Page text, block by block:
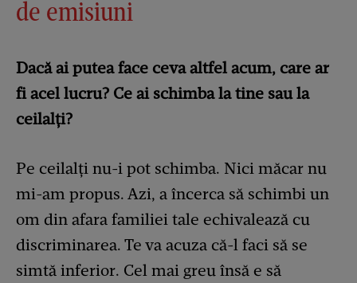
de emisiuni
Dacă ai putea face ceva altfel acum, care ar
fi acel lucru? Ce ai schimba la tine sau la
ceilalți?
Pe ceilalți nu-i pot schimba. Nici măcar nu
mi-am propus. Azi, a încerca să schimbi un
om din afara familiei tale echivalează cu
discriminarea. Te va acuza că-l faci să se
simtă inferior. Cel mai greu însă e să